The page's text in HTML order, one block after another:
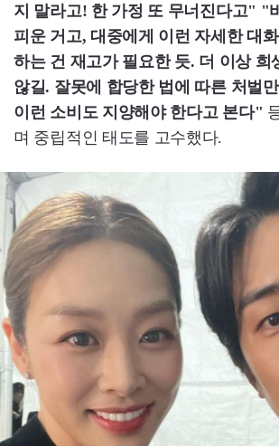
지 말라고! 한 가정 또 무너진다고" "
피운 거고, 대중에게 이런 자세한 대
하는 건 재고가 필요한 듯. 더 이상 희
않길. 잘못에 합당한 법에 따른 처벌
이런 소비도 지양해야 한다고 본다"
며 중립적인 태도를 고수했다.